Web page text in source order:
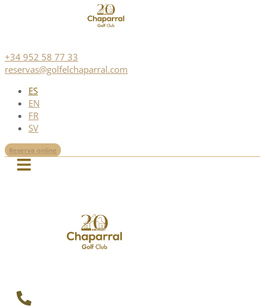
+34 952 58 77 33
reservas@golfelchaparral.com
ES
EN
FR
SV
Reserva online